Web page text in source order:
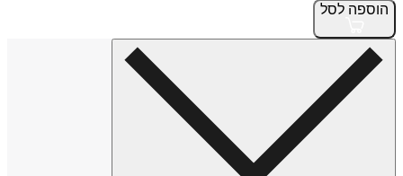
הוספה לסל